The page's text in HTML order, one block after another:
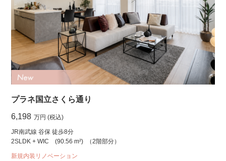
プラネ国立さくら通り
6,198 万円 (税込)
JR南武線 谷保 徒歩8分
2SLDK + WIC
(90.56 m²) （2階部分）
新規内装リノベーション